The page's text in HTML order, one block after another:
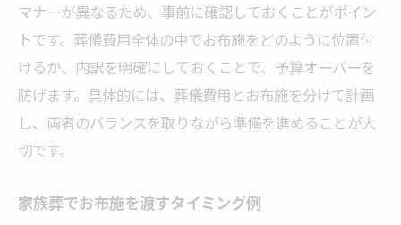
マナーが異なるため、事前に確認しておくことがポイン
トです。葬儀費用全体の中でお布施をどのように位置付
けるか、内訳を明確にしておくことで、予算オーバーを
防げます。具体的には、葬儀費用とお布施を分けて計画
し、両者のバランスを取りながら準備を進めることが大
切です。
家族葬でお布施を渡すタイミング例